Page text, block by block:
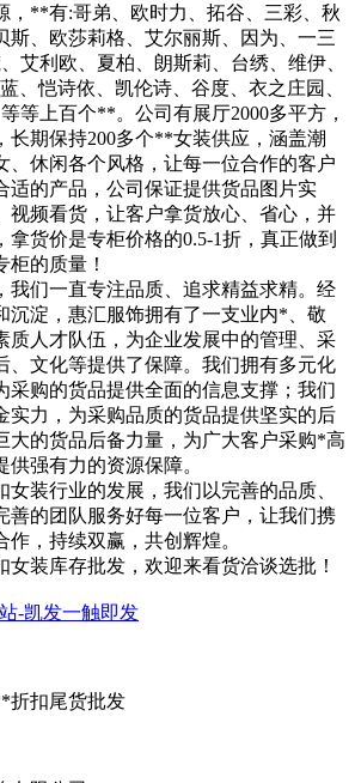
，**有:哥弟、欧时力、拓谷、三彩、秋
斯、欧莎莉格、艾尔丽斯、因为、一三
艾利欧、夏柏、朗斯莉、台绣、维伊、
、恺诗依、凯伦诗、谷度、衣之庄园、
等上百个**。公司有展厅2000多平方，
长期保持200多个**女装供应，涵盖潮
、休闲各个风格，让每一位合作的客户
适的产品，公司保证提供货品图片实
视频看货，让客户拿货放心、省心，并
拿货价是专柜价格的0.5-1折，真正做到
柜的质量！
我们一直专注品质、追求精益求精。经
沉淀，惠汇服饰拥有了一支业内*、敬
质人才队伍，为企业发展中的管理、采
、文化等提供了保障。我们拥有多元化
采购的货品提供全面的信息支撑；我们
实力，为采购品质的货品提供坚实的后
大的货品后备力量，为广大客户采购*高
供强有力的资源保障。
女装行业的发展，我们以完善的品质、
善的团队服务好每一位客户，让我们携
作，持续双赢，共创辉煌。
女装库存批发，欢迎来看货洽谈选批！
-凯发一触即发
折扣尾货批发